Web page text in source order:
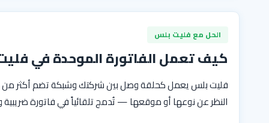
الحل مع فليت بلس
كيف تعمل الفاتورة الموحدة في
النظر عن نوعها أو موقعها — تُدمج تلقائياً في فاتورة